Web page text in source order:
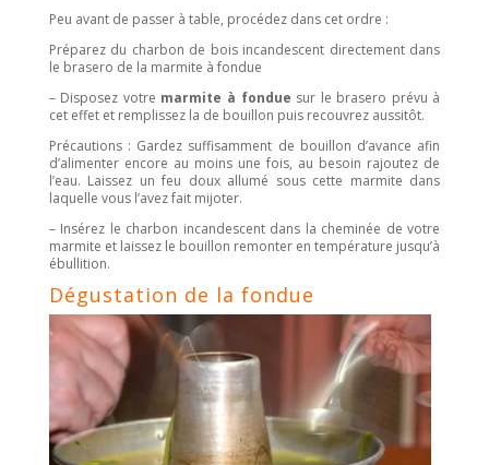
Peu avant de passer à table, procédez dans cet ordre :
Préparez du charbon de bois incandescent directement dans
le brasero de la marmite à fondue
– Disposez votre marmite à fondue sur le brasero prévu à
cet effet et remplissez la de bouillon puis recouvrez aussitôt.
Précautions : Gardez suffisamment de bouillon d’avance afin
d’alimenter encore au moins une fois, au besoin rajoutez de
l’eau. Laissez un feu doux allumé sous cette marmite dans
laquelle vous l’avez fait mijoter.
– Insérez le charbon incandescent dans la cheminée de votre
marmite et laissez le bouillon remonter en température jusqu’à
ébullition.
Dégustation de la fondue